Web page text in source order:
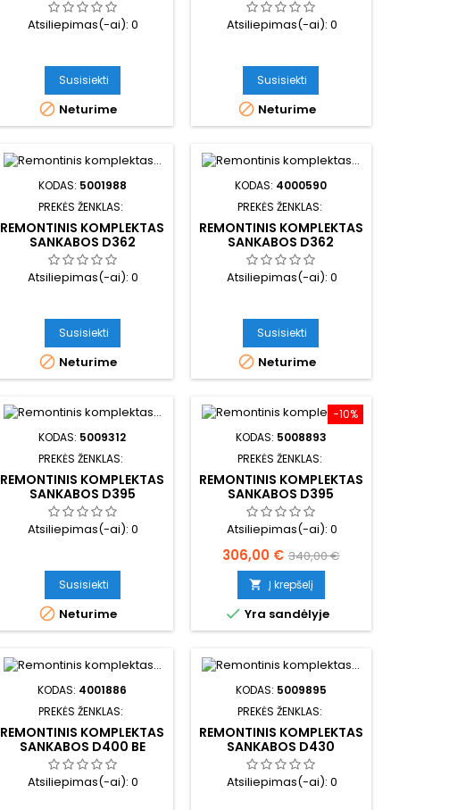
Atsiliepimas(-ai):0
Susisiekti
 Neturime
Atsiliepimas(-ai): 0
Susisiekti
 Neturime
KODAS: 5001988
PREKĖS ŽENKLAS:
REMONTINIS KOMPLEKTAS
SANKABOS D362
Atsiliepimas(-ai):0
Susisiekti
 Neturime
KODAS: 4000590
PREKĖS ŽENKLAS:
REMONTINIS KOMPLEKTAS
SANKABOS D362
Atsiliepimas(-ai): 0
Susisiekti
 Neturime
KODAS: 5009312
PREKĖS ŽENKLAS:
REMONTINIS KOMPLEKTAS
SANKABOS D395
Atsiliepimas(-ai):0
Susisiekti
 Neturime
−10%
KODAS: 5008893
PREKĖS ŽENKLAS:
REMONTINIS KOMPLEKTAS
SANKABOS D395
(FE105158)
Atsiliepimas(-ai): 0
Kaina
306,00 € Bazinė
kaina
340,00 €
 Į krepšelį
 Yra sandėlyje
KODAS: 4001886
PREKĖS ŽENKLAS:
REMONTINIS KOMPLEKTAS
SANKABOS D400 BE
GUOLIO
Atsiliepimas(-ai):0
KODAS: 5009895
PREKĖS ŽENKLAS:
REMONTINIS KOMPLEKTAS
SANKABOS D430
Atsiliepimas(-ai): 0